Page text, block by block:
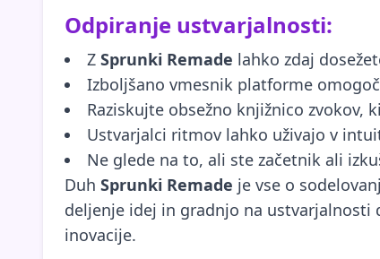
Odpiranje ustvarjalnosti:
Z Sprunki Remade lahko zdaj
Izboljšano vmesnik platforme
Raziskujte obsežno knjižnico zvokov,
Ustvarjalci ritmov lahko uživajo v
Ne glede na to, ali ste začetnik ali
Duh Sprunki Remade je vse o
deljenje idej in gradnjo na ustvarjalnosti
inovacije.